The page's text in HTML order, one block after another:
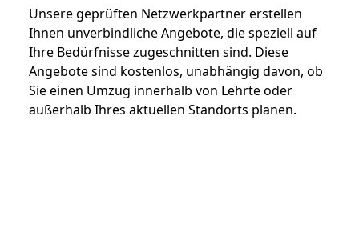
Unsere geprüften Netzwerkpartner erstellen
Ihnen unverbindliche Angebote, die speziell auf
Ihre Bedürfnisse zugeschnitten sind. Diese
Angebote sind kostenlos, unabhängig davon, ob
Sie einen Umzug innerhalb von Lehrte oder
außerhalb Ihres aktuellen Standorts planen.